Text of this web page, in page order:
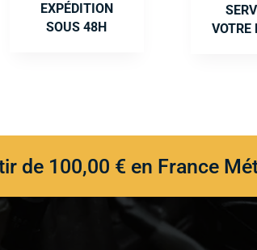
EXPÉDITION
SOUS 48H
VOTRE
de 100,00 € en France